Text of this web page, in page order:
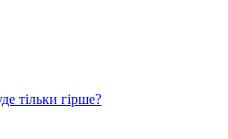
тільки гірше?